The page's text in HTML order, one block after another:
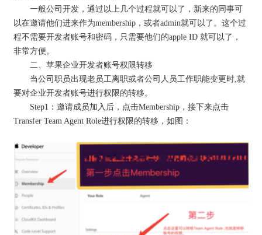
一般公司开发，通过以上几个过程就可以了，新来的同事可
以在邀请他们进来作为membership，或者admin就可以了。这个过
程不需要开发者账号和密码，只需要他们的apple ID 就可以了，
非常方便。
二、苹果企业开发者账号权限转移
当公司职员出现老员工离职或者公司人员工作职能变更时,就
要对企业开发者账号进行权限的转移。
Step1：邀请成员加入后，点击Membership，接下来点击
Transfer Team Agent Role进行权限的转移，如图：